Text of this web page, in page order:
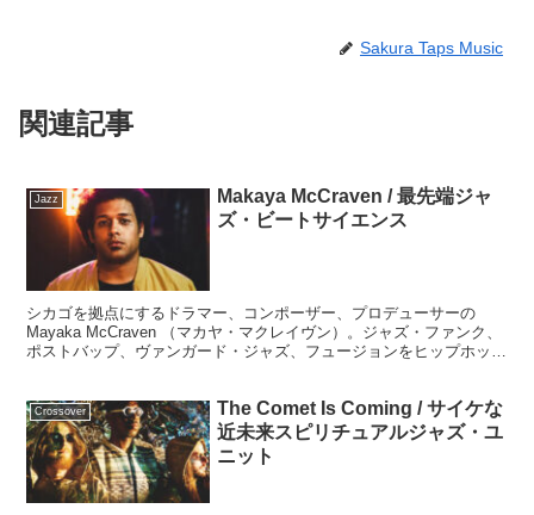
Sakura Taps Music
関連記事
Jazz
Makaya McCraven / 最先端ジャ
ズ・ビートサイエンス
シカゴを拠点にするドラマー、コンポーザー、プロデューサーの
Mayaka McCraven （マカヤ・マクレイヴン）。ジャズ・ファンク、
ポストバップ、ヴァンガード・ジャズ、フュージョンをヒップホッ
Crossover
The Comet Is Coming / サイケな
近未来スピリチュアルジャズ・ユ
ニット